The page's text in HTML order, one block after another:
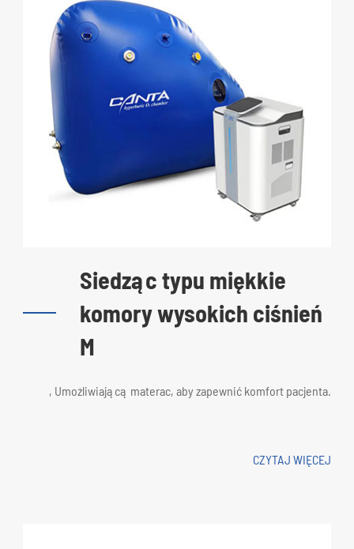
Siedząc typu miękkie
komory wysokich ciśnień
M
, Umożliwiającą materac, aby zapewnić komfort pacjenta.
CZYTAJ WIĘCEJ